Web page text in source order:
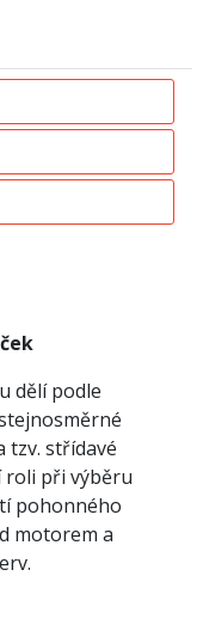
dělí podle
tzv. střídavé
roli při výběru
pohonného
motorem a